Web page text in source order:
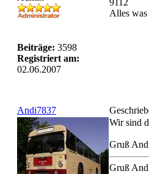
Beiträge: 3598
Registriert am:
02.06.2007
9112
Alles
Andi7837
Wir sind
Gruß
Gruß